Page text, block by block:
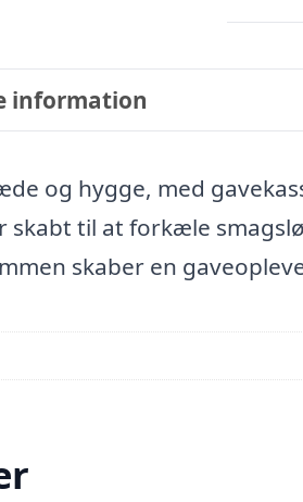
information
og hygge, med
skabt til at forkæle
skaber en